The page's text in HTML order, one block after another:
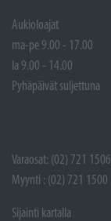
Aukioloajat
ma-pe 9.00 - 17.00
la 9.00 - 14.00
Pyhäpäivät suljettuna
Varaosat: (02) 721 1506
Myynti : (02) 721 1500
Sijainti kartalla